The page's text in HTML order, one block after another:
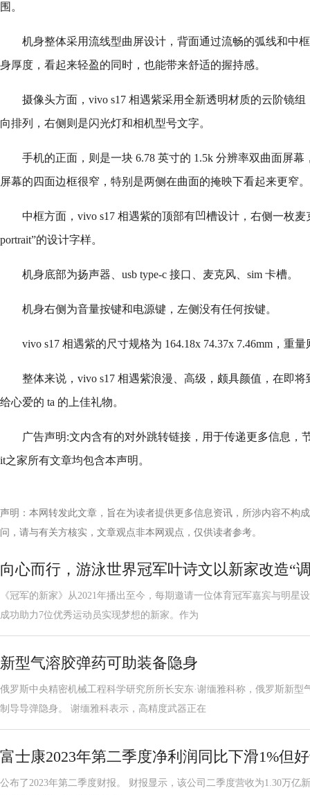
围。
机身整体采用流线型曲屏设计，背面通过流畅的弧线和中
身厚度，看起来轻盈的同时，也能带来舒适的握持感。
摄像头方面，vivo s17 相遇紫采用全新透明材质的云阶镜
向排列，右侧则是闪光灯和相机型号文字。
手机的正面，则是一块 6.78 英寸的 1.5k 分辨率双曲面屏
屏幕的四面边框很窄，特别是两侧在曲面的掩映下看起来更窄。
中框方面，vivo s17 相遇紫的顶部有凹槽设计，右侧一枚麦
portrait”的设计字样。
机身底部为扬声器、usb type-c 接口、麦克风、sim 卡槽。
机身右侧为音量按键和电源键，左侧没有任何按键。
vivo s17 相遇紫的尺寸规格为 164.18x 74.37x 7.46mm，重
整体来说，vivo s17 相遇紫浪漫、高级，颇具颜值，在即
给心爱的 ta 的上佳礼物。
广告声明:文内含有的对外跳转链接，用于传递更多信息，
it之家所有文章均包含本声明。
声明：本网转发此文章，旨在为读者提供更多信息资讯，所涉内容不构
问，请与有关方核实，文章观点非本网观点，仅供读者参考。
向心而行，游泳世界冠军叶诗文以新家改造“
《冠军的新家》从2021年播出至今，每期邀请一位体育冠军嘉宾与明星
成功助力7位优秀运动员实现梦想的新家。作为
新型气溶胶弹药可助装备隐身
俄罗斯中央精密机械工程科学研究所所长安东·谢缅雅科称，俄罗斯新型
制导导弹隐身。 谢缅雅科表示，高精度武器正在
富士康2023年第二季度净利润同比下滑1%但
公布了2023年第二季度财报。 财报显示，该公司二季度营收为1.30万亿